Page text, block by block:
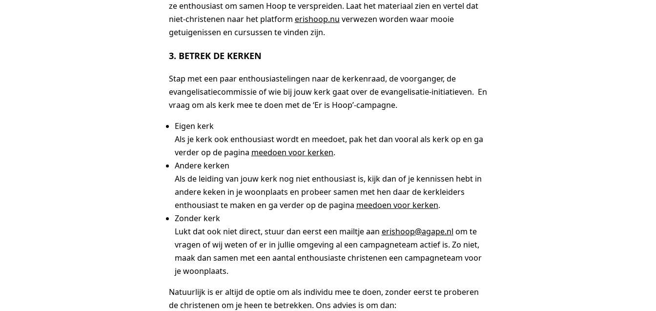
ze enthousiast om samen Hoop te verspreiden. Laat het materiaal zien en vertel dat
niet-christenen naar het platform erishoop.nu verwezen worden waar mooie
getuigenissen en cursussen te vinden zijn.
3. BETREK DE KERKEN
Stap met een paar enthousiastelingen naar de kerkenraad, de voorganger, de
evangelisatiecommissie of wie bij jouw kerk gaat over de evangelisatie-initiatieven. En
vraag om als kerk mee te doen met de ‘Er is Hoop’-campagne.
Eigen kerk
Als je kerk ook enthousiast wordt en meedoet, pak het dan vooral als kerk op en ga
verder op de pagina meedoen voor kerken.
Andere kerken
Als de leiding van jouw kerk nog niet enthousiast is, kijk dan of je kennissen hebt in
andere keken in je woonplaats en probeer samen met hen daar de kerkleiders
enthousiast te maken en ga verder op de pagina meedoen voor kerken.
Zonder kerk
Lukt dat ook niet direct, stuur dan eerst een mailtje aan erishoop@agape.nl om te
vragen of wij weten of er in jullie omgeving al een campagneteam actief is. Zo niet,
maak dan samen met een aantal enthousiaste christenen een campagneteam voor
je woonplaats.
Natuurlijk is er altijd de optie om als individu mee te doen, zonder eerst te proberen
de christenen om je heen te betrekken. Ons advies is om dan: